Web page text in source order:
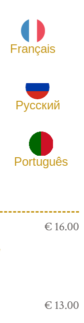
Français
Русский
Português
€ 16.00
€ 13.00